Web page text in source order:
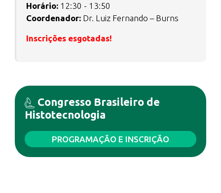
Horário: 12:30 - 13:50
Coordenador: Dr. Luiz Fernando – Burns
Inscrições esgotadas!
Congresso Brasileiro de
Histotecnologia
PROGRAMAÇÃO E INSCRIÇÃO